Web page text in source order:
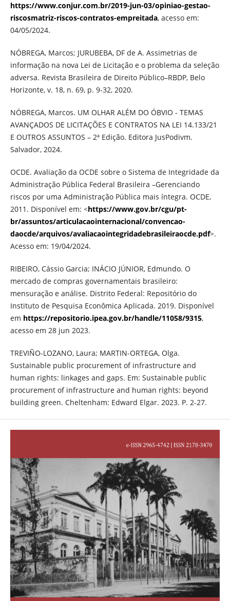
https://www.conjur.com.br/2019-jun-03/opiniao-gestao-
riscosmatriz-riscos-contratos-empreitada, acesso em:
04/05/2024.
NÓBREGA, Marcos; JURUBEBA, DF de A. Assimetrias de
informação na nova Lei de Licitação e o problema da seleção
adversa. Revista Brasileira de Direito Público–RBDP, Belo
Horizonte, v. 18, n. 69, p. 9-32, 2020.
NÓBREGA, Marcos. UM OLHAR ALÉM DO ÓBVIO - TEMAS
AVANÇADOS DE LICITAÇÕES E CONTRATOS NA LEI 14.133/21
E OUTROS ASSUNTOS – 2ª Edição. Editora JusPodivm.
Salvador, 2024.
OCDE. Avaliação da OCDE sobre o Sistema de Integridade da
Administração Pública Federal Brasileira –Gerenciando
riscos por uma Administração Pública mais íntegra. OCDE,
2011. Disponível em: <https://www.gov.br/cgu/pt-
br/assuntos/articulacaointernacional/convencao-
daocde/arquivos/avaliacaointegridadebrasileiraocde.pdf>.
Acesso em: 19/04/2024.
RIBEIRO, Cássio Garcia; INÁCIO JÚNIOR, Edmundo. O
mercado de compras governamentais brasileiro:
mensuração e análise. Distrito Federal: Repositório do
Instituto de Pesquisa Econômica Aplicada. 2019. Disponível
em https://repositorio.ipea.gov.br/handle/11058/9315,
acesso em 28 jun 2023.
TREVIÑO-LOZANO, Laura; MARTIN-ORTEGA, Olga.
Sustainable public procurement of infrastructure and
human rights: linkages and gaps. Em: Sustainable public
procurement of infrastructure and human rights: beyond
building green. Cheltenham: Edward Elgar. 2023. P. 2-27.